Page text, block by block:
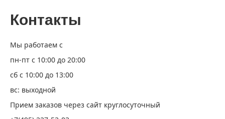
Контакты
Мы работаем с
пн-пт с 10:00 до 20:00
сб с 10:00 до 13:00
вс: выходной
Прием заказов через сайт круглосуточный